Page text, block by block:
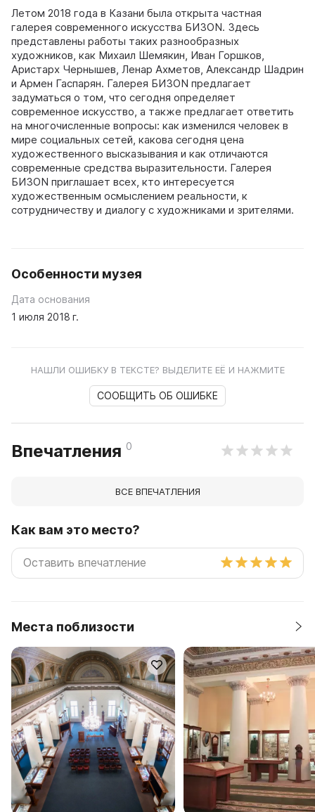
Летом 2018 года в Казани была открыта частная
галерея современного искусства БИЗON. Здесь
представлены работы таких разнообразных
художников, как Михаил Шемякин, Иван Горшков,
Аристарх Чернышев, Ленар Ахметов, Александр Шадрин
и Армен Гаспарян. Галерея БИЗОN предлагает
задуматься о том, что сегодня определяет
современное искусство, а также предлагает ответить
на многочисленные вопросы: как изменился человек в
мире социальных сетей, какова сегодня цена
художественного высказывания и как отличаются
современные средства выразительности. Галерея
БИЗОN приглашает всех, кто интересуется
художественным осмыслением реальности, к
сотрудничеству и диалогу с художниками и зрителями.
Особенности музея
Дата основания
1 июля 2018 г.
НАШЛИ ОШИБКУ В ТЕКСТЕ? ВЫДЕЛИТЕ ЕЁ И НАЖМИТЕ
СООБЩИТЬ ОБ ОШИБКЕ
Впечатления 0
ВСЕ ВПЕЧАТЛЕНИЯ
Как вам это место?
Места поблизости